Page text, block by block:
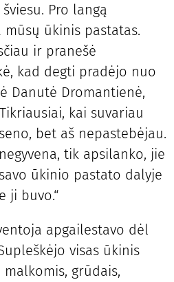
Pro langą
mūsų ūkinis pastatas.
ir pranešė
kad degti pradėjo nuo
Danutė Dromantienė,
kai suvariau
bet aš nepastebėjau.
tik apsilanko, jie
ūkinio pastato dalyje
ji buvo.“
apgailestavo dėl
visas ūkinis
grūdais,